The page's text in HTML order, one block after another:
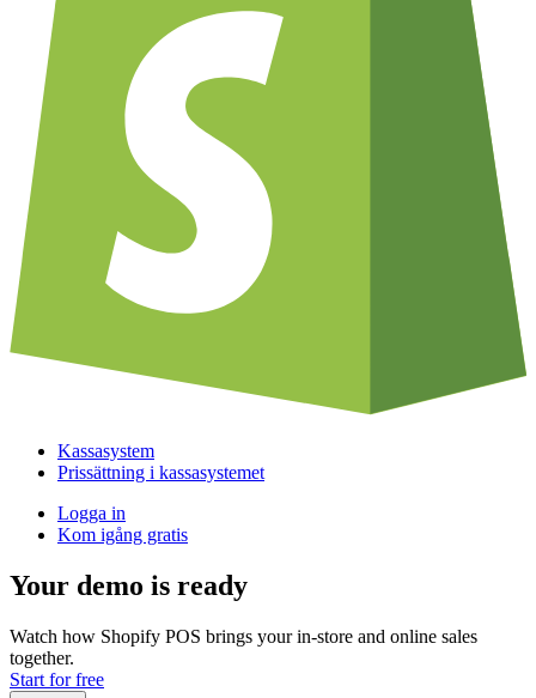
Kassasystem
Prissättning i kassasystemet
Logga in
Kom igång gratis
Your demo is ready
Watch how Shopify POS brings your in-store and online sales
together.
Start for free